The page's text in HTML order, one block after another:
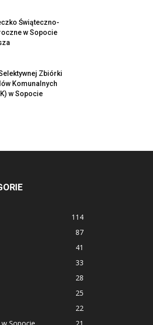
Świąteczno-
w Sopocie
Zbiórki
Komunalnych
w Sopocie
114
87
41
33
28
25
22